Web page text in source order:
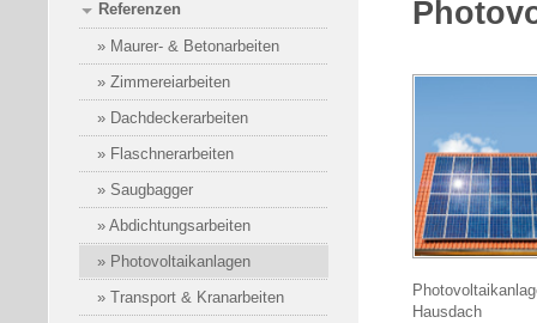
Referenzen
» Maurer- & Betonarbeiten
» Zimmereiarbeiten
» Dachdeckerarbeiten
» Flaschnerarbeiten
» Saugbagger
» Abdichtungsarbeiten
» Photovoltaikanlagen
» Transport & Kranarbeiten
Hausdach